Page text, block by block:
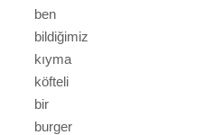
ben
bildiğimiz
kıyma
köfteli
bir
burger